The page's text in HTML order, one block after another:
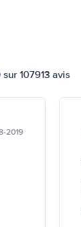
107913 avis
2019